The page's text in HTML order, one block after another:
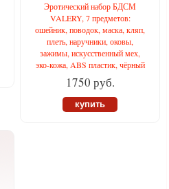
Эротический набор БДСМ
VALERY, 7 предметов:
ошейник, поводок, маска, кляп,
плеть, наручники, оковы,
зажимы, искусственный мех,
эко-кожа, ABS пластик, чёрный
1750 руб.
купить